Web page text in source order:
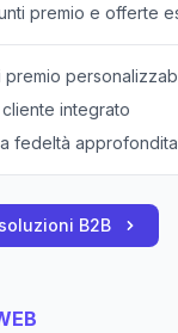
premio e offerte
premio
integrato
fedeltà approfondita
B2B